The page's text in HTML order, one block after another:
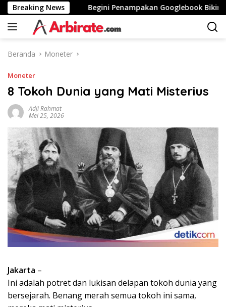
Langsung
ke
konten
Breaking NewsBegini Penampakan Googlebook Bikinan Asus
Beranda Moneter
Moneter
8 Tokoh Dunia yang Mati Misterius
Adji Rahmat
Mei 25, 2026
Jakarta –
Ini adalah potret dan lukisan delapan tokoh dunia yang
bersejarah. Benang merah semua tokoh ini sama,